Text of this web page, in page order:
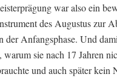
war also ein
des Augustus zur
der Anfangsphase. Und
warum sie nach 17 Jahren
und auch später kein